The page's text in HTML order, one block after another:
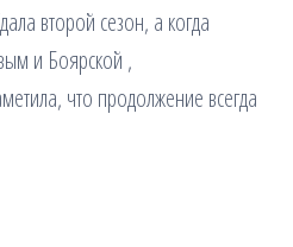
второй сезон, а когда
и Боярской ,
что продолжение всегда